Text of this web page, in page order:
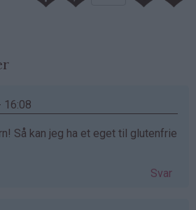
16:08
Så kan jeg ha et eget til glutenfrie
Svar